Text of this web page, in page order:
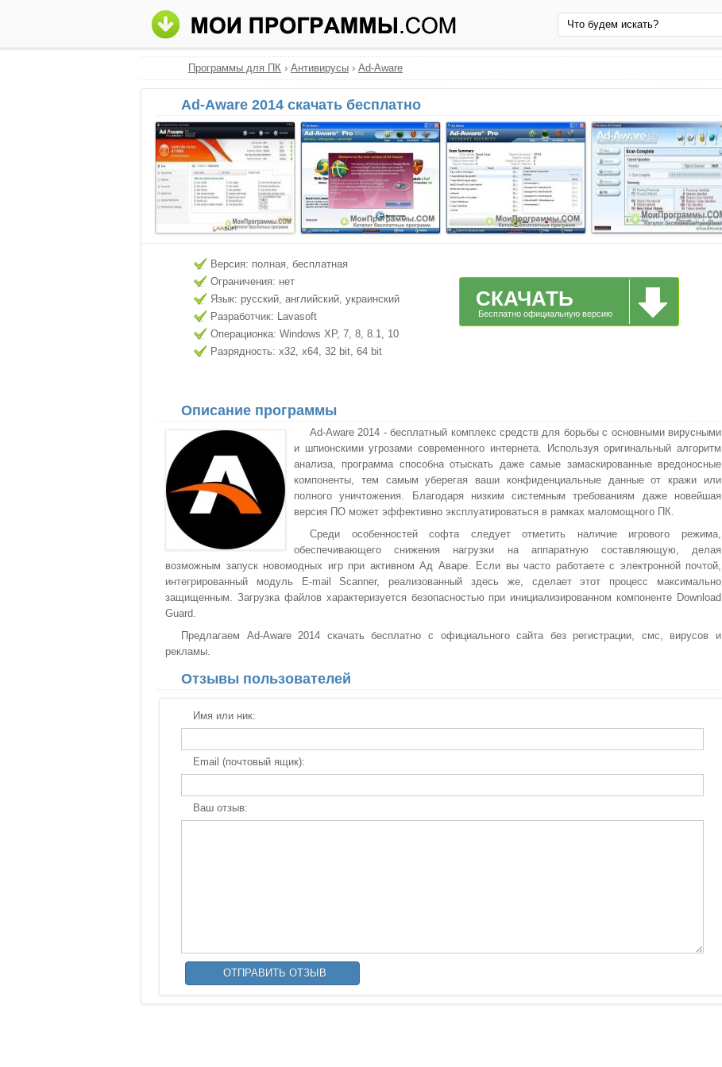
Программы для ПК › Антивирусы › Ad-Aware
Ad-Aware 2014 скачать бесплатно
Версия: полная, бесплатная
Ограничения: нет
Язык: русский, английский, украинский
Разработчик: Lavasoft
Операционка: Windows XP, 7, 8, 8.1, 10
Разрядность: x32, x64, 32 bit, 64 bit
СКАЧАТЬ
Бесплатно официальную версию
Описание программы
Ad-Aware 2014 - бесплатный комплекс средств для борьбы с основными вирусными
и шпионскими угрозами современного интернета. Используя оригинальный алгоритм
анализа, программа способна отыскать даже самые замаскированные вредоносные
компоненты, тем самым уберегая ваши конфиденциальные данные от кражи или
полного уничтожения. Благодаря низким системным требованиям даже новейшая
версия ПО может эффективно эксплуатироваться в рамках маломощного ПК.
Среди особенностей софта следует отметить наличие игрового режима,
обеспечивающего снижения нагрузки на аппаратную составляющую, делая
возможным запуск новомодных игр при активном Ад Аваре. Если вы часто работаете с электронной почтой,
интегрированный модуль E-mail Scanner, реализованный здесь же, сделает этот процесс максимально
защищенным. Загрузка файлов характеризуется безопасностью при инициализированном компоненте Download
Guard.
Предлагаем Ad-Aware 2014 скачать бесплатно с официального сайта без регистрации, смс, вирусов и
рекламы.
Отзывы пользователей
Имя или ник:
Email (почтовый ящик):
Ваш отзыв: